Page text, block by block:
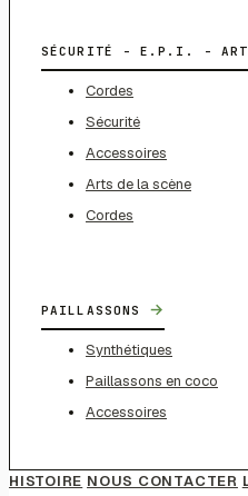
SÉCURITÉ - E.P.I. -
Cordes
Sécurité
Accessoires
Arts de la scène
Cordes
PAILLASSONS →
Synthétiques
Paillassons en coco
Accessoires
HISTOIRE NOUS CONTACTER